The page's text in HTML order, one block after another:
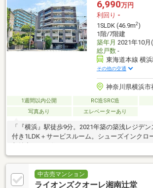
6,990万円
利回り -
1SLDK (46.9m2)
1階/7階建
築年月 2021年10
総戸数-
東海道本線 横
その他の交通
神奈川県横浜市
1週間以内公開 RC造SRC造
写真あり
エレベーターあり
「『横浜』駅徒歩9分。2021年築の築浅レジデ
付き1LDK＋サービスルーム。シューズインクロ
中古売マンション
ライオンズクオーレ湘南辻堂